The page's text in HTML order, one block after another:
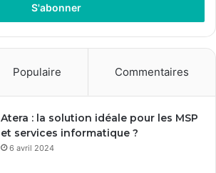
Populaire Commentaires
Atera : la solution idéale pour les MSP
et services informatique ?
6 avril 2024